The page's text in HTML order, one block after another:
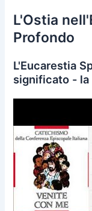
L'Ostia
Profondo
L'Eucarestia
significato - la